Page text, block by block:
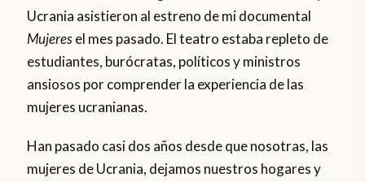
Ucrania asistieron al estreno de mi documental
Mujeresel mes pasado. El teatro estaba repleto de
estudiantes, burócratas, políticos y ministros
ansiosos por comprender la experiencia de las
mujeres ucranianas.
Han pasado casi dos años desde que nosotras, las
mujeres de Ucrania, dejamos nuestros hogares y